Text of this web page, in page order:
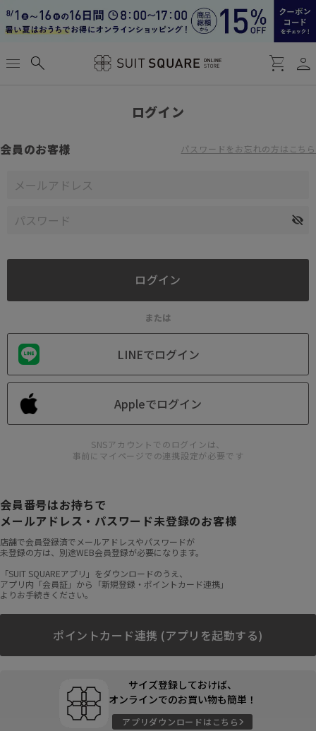
menu search shopping_cart person
ログイン
会員のお客様 パスワードをお忘れの方はこちら
または
LINEでログイン
Appleでログイン
SNSアカウントでのログインは、
事前にマイページでの連携設定が必要です
会員番号はお持ちで
メールアドレス・パスワード未登録のお客様
店舗で会員登録済でメールアドレスやパスワードが
未登録の方は、別途WEB会員登録が必要になります。
「SUIT SQUAREアプリ」をダウンロードのうえ、
アプリ内「会員証」から「新規登録・ポイントカード連携」
よりお手続きください。
ポイントカード連携 (アプリを起動する)
サイズ登録しておけば、
オンラインでのお買い物も簡単！
アプリダウンロードはこちら